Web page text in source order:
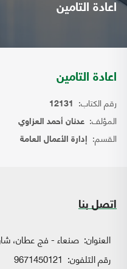
اعادة التامين
اعادة التامين
رقم الكتاب: 12131
المؤلف: عدنان أحمد العزاوي
القسم: إدارة الأعمال العامة
اتصل بنا
العنوان: صنعاء - فج عطان،
رقم التلفون: 9671450121